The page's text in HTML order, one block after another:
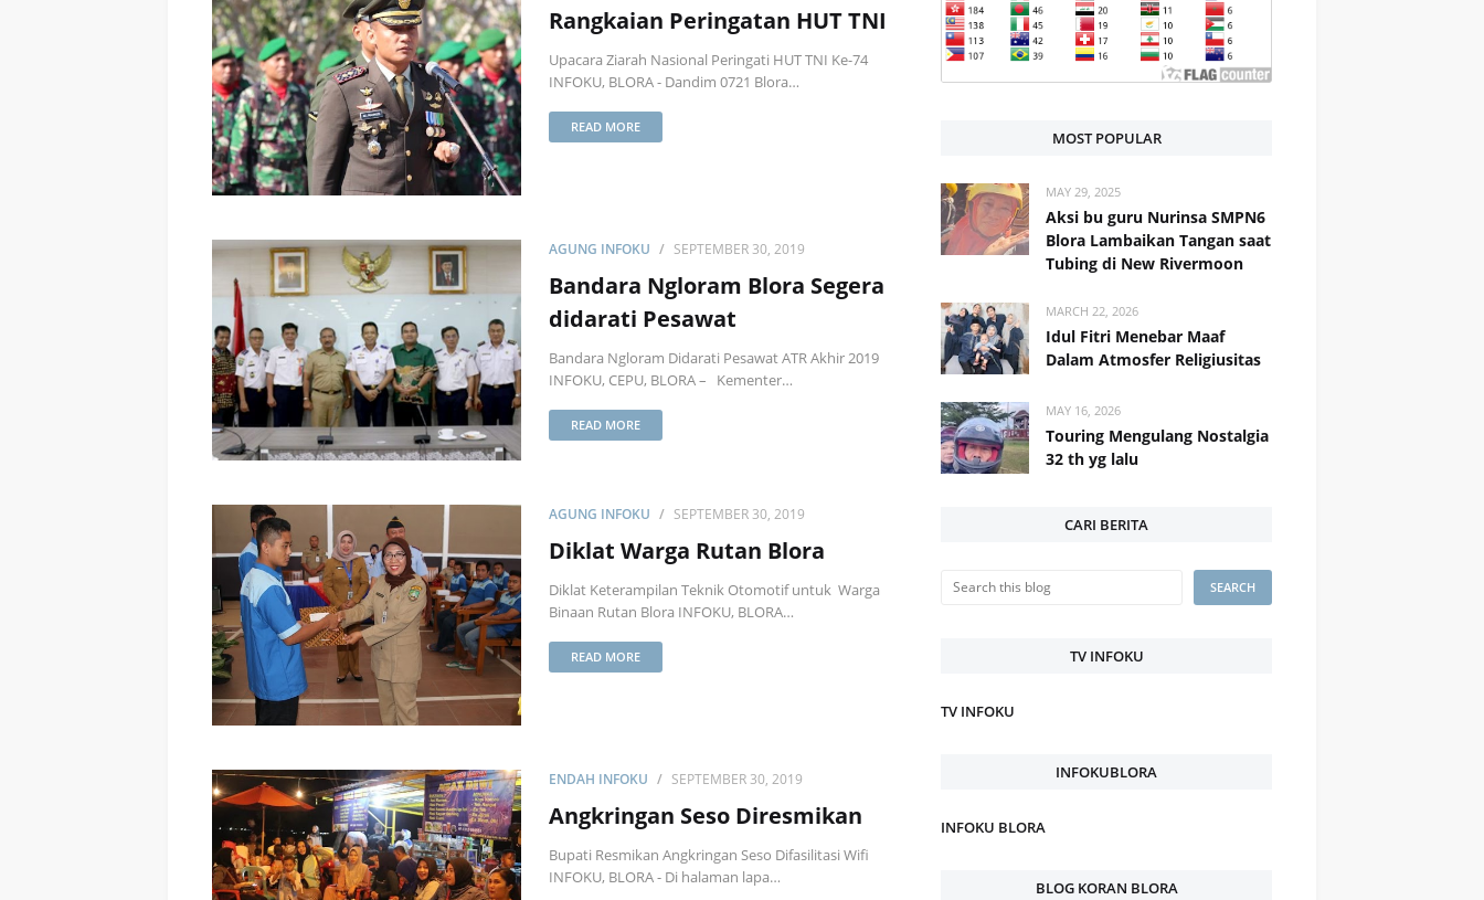
Rangkaian Peringatan HUT TNI
Upacara Ziarah Nasional Peringati HUT TNI Ke-74
INFOKU, BLORA - Dandim 0721 Blora…
READ MORE
AGUNG INFOKU SEPTEMBER 30, 2019
Bandara Ngloram Blora Segera
didarati Pesawat
Bandara Ngloram Didarati Pesawat ATR Akhir 2019
INFOKU, CEPU, BLORA – Kementer…
READ MORE
AGUNG INFOKU SEPTEMBER 30, 2019
Diklat Warga Rutan Blora
Diklat Keterampilan Teknik Otomotif untuk Warga
Binaan Rutan Blora INFOKU, BLORA…
READ MORE
ENDAH INFOKU SEPTEMBER 30, 2019
Angkringan Seso Diresmikan
Bupati Resmikan Angkringan Seso Difasilitasi Wifi
INFOKU, BLORA - Di halaman lapa…
MOST POPULAR
MAY 29, 2025
Aksi bu guru Nurinsa SMPN6
Blora Lambaikan Tangan saat
Tubing di New Rivermoon
MARCH 22, 2026
Idul Fitri Menebar Maaf
Dalam Atmosfer Religiusitas
MAY 16, 2026
Touring Mengulang Nostalgia
32 th yg lalu
CARI BERITA
TV INFOKU
TV INFOKU
INFOKUBLORA
INFOKU BLORA
BLOG KORAN BLORA